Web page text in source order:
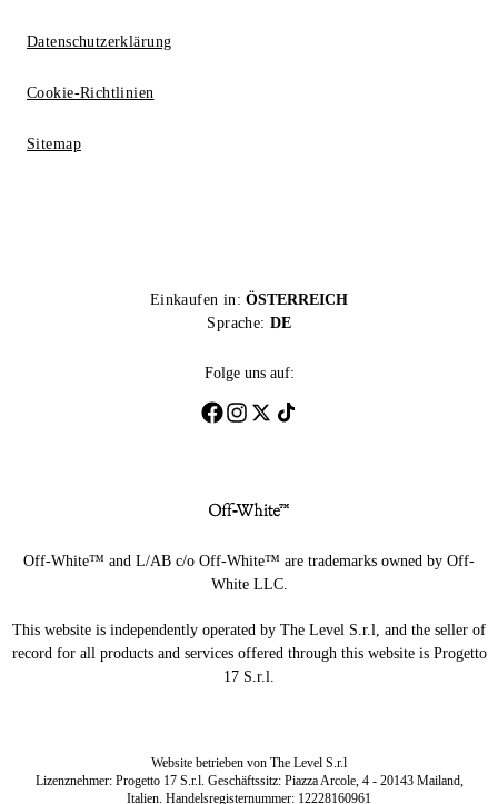
Datenschutzerklärung
Cookie-Richtlinien
Sitemap
Einkaufen in: ÖSTERREICH
Sprache: DE
Folge uns auf:
Off-White™ and L/AB c/o Off-White™ are trademarks owned by Off-
White LLC.
This website is independently operated by The Level S.r.l, and the seller of
record for all products and services offered through this website is Progetto
17 S.r.l.
Website betrieben von The Level S.r.l
Lizenznehmer: Progetto 17 S.r.l. Geschäftssitz: Piazza Arcole, 4 - 20143 Mailand,
Italien. Handelsregisternummer: 12228160961